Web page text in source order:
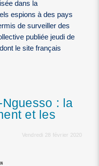
dans la
espions à des pays
de surveiller des
publiée jeudi de
le site français
: la
et les
Vendredi 28 février 2020